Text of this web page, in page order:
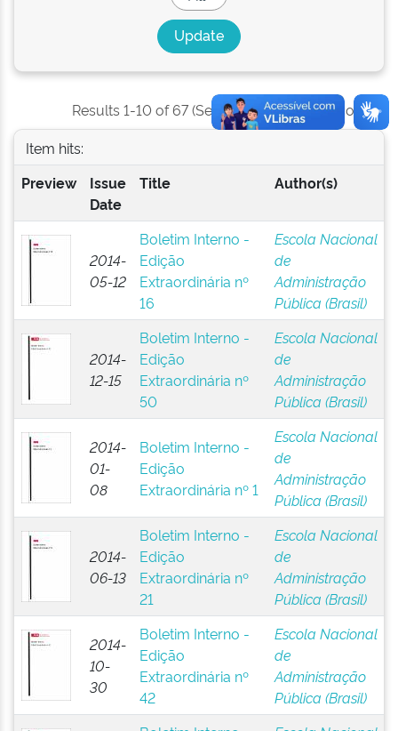
Results 1-10 of 67 (Search time: 0.007 seconds).
Item hits:
Preview
Issue
Date
Title Author(s)
2014-
05-12
Boletim Interno -
Edição
Extraordinária nº
16
Escola Nacional
de
Administração
Pública (Brasil)
2014-
12-15
Boletim Interno -
Edição
Extraordinária nº
50
Escola Nacional
de
Administração
Pública (Brasil)
2014-
01-
08
Boletim Interno -
Edição
Extraordinária nº 1
Escola Nacional
de
Administração
Pública (Brasil)
2014-
06-13
Boletim Interno -
Edição
Extraordinária nº
21
Escola Nacional
de
Administração
Pública (Brasil)
2014-
10-
30
Boletim Interno -
Edição
Extraordinária nº
42
Escola Nacional
de
Administração
Pública (Brasil)